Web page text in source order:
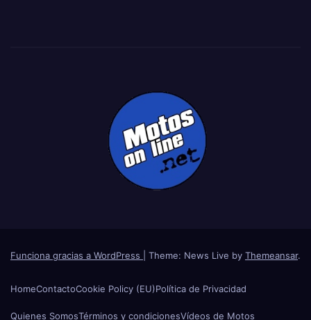
Funciona gracias a WordPress Theme: News Live by Themeansar.
HomeContactoCookie Policy (EU)Política de Privacidad
Quienes SomosTérminos y condicionesVídeos de Motos